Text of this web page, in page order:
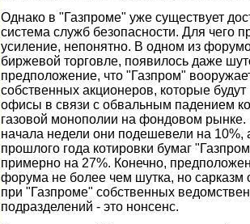
Однако в "Газпроме" уже существует
система служб безопасности. Для чего
усиление, непонятно. В одном из
биржевой торговле, появилось даже
предположение, что "Газпром"
собственных акционеров, которые
офисы в связи с обвальным падением
газовой монополии на фондовом
начала недели они подешевели на 10%,
прошлого года котировки бумаг
примерно на 27%. Конечно,
форума не более чем шутка, но сарказм
при "Газпроме" собственных
подразделений - это нонсенс.